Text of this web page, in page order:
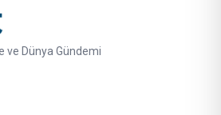
ve Dünya Gündemi